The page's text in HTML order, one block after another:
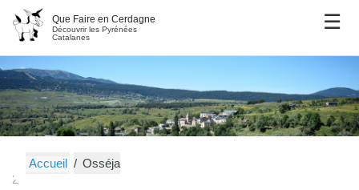
Que Faire en Cerdagne
Découvrir les Pyrénées
Catalanes
Accueil
Osséja
29 octobre 2022